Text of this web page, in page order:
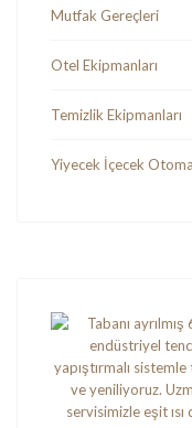
Mutfak Gereçleri
Otel Ekipmanları
Temizlik Ekipmanları
Yiyecek İçecek